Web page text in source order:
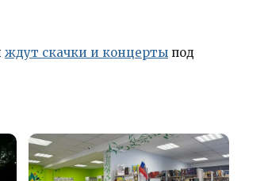
ждут скачки и концерты под